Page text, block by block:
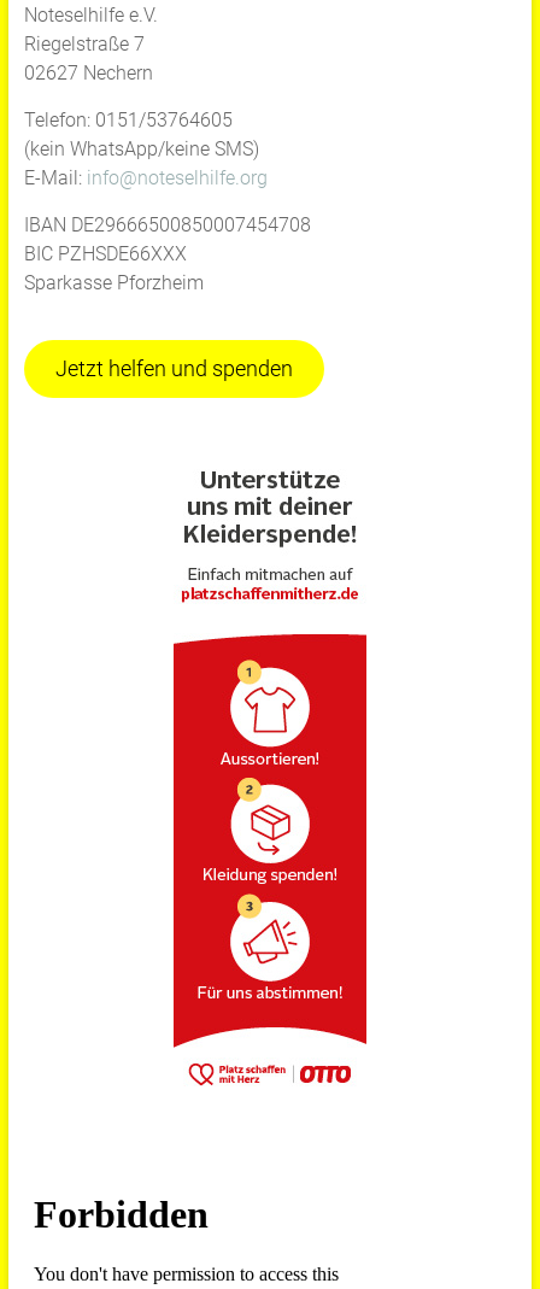
Noteselhilfe e.V.
Riegelstraße 7
02627 Nechern
Telefon: 0151/53764605
(kein WhatsApp/keine SMS)
E-Mail: info@noteselhilfe.org
IBAN DE29666500850007454708
BIC PZHSDE66XXX
Sparkasse Pforzheim
Jetzt helfen und spenden